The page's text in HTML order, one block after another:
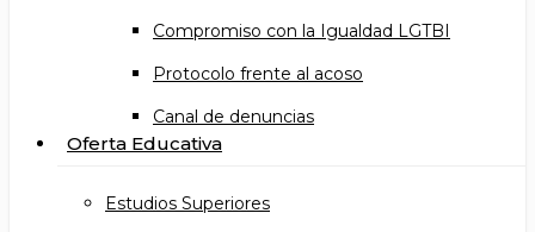
Compromiso con la Igualdad LGTBI
Protocolo frente al acoso
Canal de denuncias
Oferta Educativa
Estudios Superiores